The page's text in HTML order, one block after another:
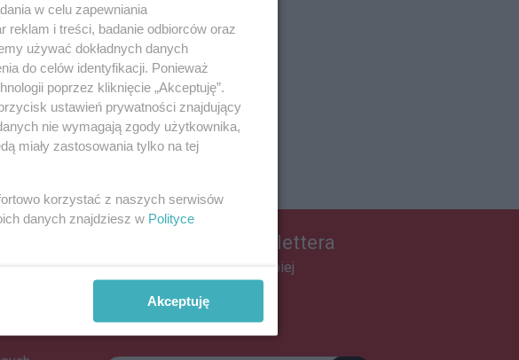
Zapisz się do newslettera
Dołącz do grona ludzi najlepiej
Zapisz się »
w celu zapewniania
i treści, badanie odbiorców oraz
używać dokładnych danych
do celów identyfikacji. Ponieważ
poprzez kliknięcie „Akceptuję”.
ustawień prywatności znajdujący
nie wymagają zgody użytkownika,
miały zastosowania tylko na tej
korzystać z naszych serwisów
danych znajdziesz w Polityce
Akceptuję